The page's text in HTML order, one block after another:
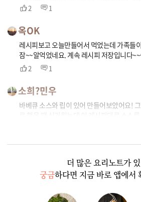
2 1
옥OK
레시피보고 오늘만들어서 먹었는데 가족들
잠~~알억었네요. 계속 레시피 저장입니다
2 1
소희?민우
바베큐 소스와 립이 있어 만들어보았어요!
더 많은 요리노트가
궁금하다면 지금 바로 앱에서